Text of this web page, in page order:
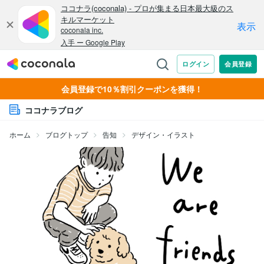
会員登録で10％割引クーポンを獲得！
ココナラブログ
ホーム ブログトップ 告知 デザイン・イラスト